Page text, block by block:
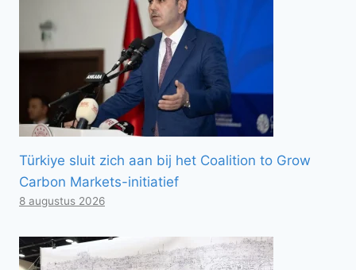
Türkiye sluit zich aan bij het Coalition to Grow
Carbon Markets-initiatief
8 augustus 2026